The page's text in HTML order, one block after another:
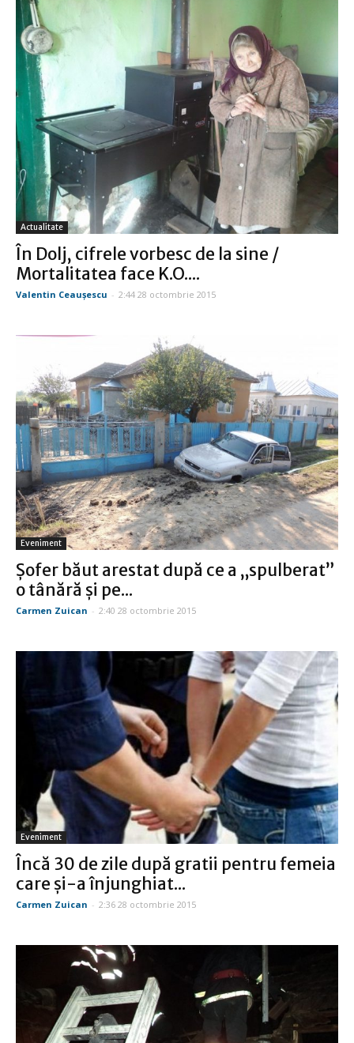
Actualitate
În Dolj, cifrele vorbesc de la sine /
Mortalitatea face K.O....
Valentin Ceauşescu - 2:44 28 octombrie 2015
Eveniment
Șofer băut arestat după ce a „spulberat”
o tânără și pe...
Carmen Zuican - 2:40 28 octombrie 2015
Eveniment
Încă 30 de zile după gratii pentru femeia
care și-a înjunghiat...
Carmen Zuican - 2:36 28 octombrie 2015